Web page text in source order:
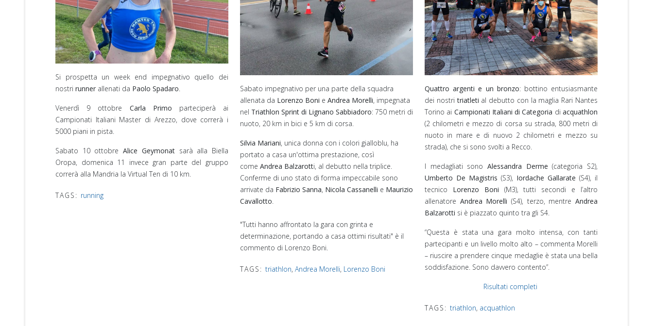
Si prospetta un week end impegnativo quello dei
nostri runner allenati da Paolo Spadaro.
Venerdì 9 ottobre Carla Primo parteciperà ai
Campionati Italiani Master di Arezzo, dove correrà i
5000 piani in pista.
Sabato 10 ottobreAlice Geymonat sarà alla Biella
Oropa, domenica 11 invece gran parte del gruppo
correrà alla Mandria la Virtual Ten di 10 km.
TAGS: running
Sabato impegnativo per una parte della squadra
allenata da Lorenzo Boni e Andrea Morelli, impegnata
nel Triathlon Sprint di Lignano Sabbiadoro: 750 metri di
nuoto, 20 km in bici e 5 km di corsa.
Silvia Mariani, unica donna con i colori gialloblu, ha
portato a casa un'ottima prestazione, così
come Andrea Balzarotti, al debutto nella triplice.
Conferme di uno stato di forma impeccabile sono
arrivate da Fabrizio Sanna, Nicola Cassanelli e Maurizio
Cavallotto.
"Tutti hanno affrontato la gara con grinta e
determinazione, portando a casa ottimi risultati" è il
commento di Lorenzo Boni.
TAGS: triathlon, Andrea Morelli, Lorenzo Boni
Quattro argenti e un bronzo: bottino entusiasmante
dei nostritriatleti al debutto con la maglia Rari Nantes
Torino ai Campionati Italiani di Categoria di acquathlon
(2 chilometri e mezzo di corsa su strada, 800 metri di
nuoto in mare e di nuovo 2 chilometri e mezzo su
strada), che si sono svolti a Recco.
I medagliati sono Alessandra Derme (categoria S2),
Umberto De Magistris (S3), Iordache Gallarate (S4), il
tecnico Lorenzo Boni (M3), tutti secondi e l’altro
allenatore Andrea Morelli (S4), terzo, mentreAndrea
Balzarotti si è piazzato quinto tra gli S4.
“Questa è stata una gara molto intensa, con tanti
partecipanti e un livello molto alto – commenta Morelli
– riuscire a prendere cinque medaglie è stata una bella
soddisfazione. Sono davvero contento”.
Risultati completi
TAGS: triathlon, acquathlon